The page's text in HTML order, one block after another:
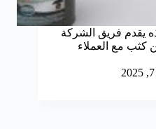
يقدم فريق الشركة
مع العملاء